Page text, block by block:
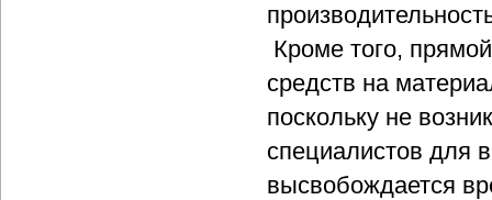
Кроме того,
средств на
поскольку не
специалистов для
высвобождается